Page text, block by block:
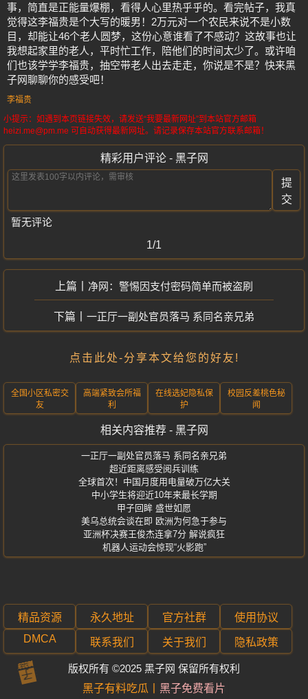
事，简直是正能量爆棚，看得人心里热乎乎的。看完帖子，我真
觉得这李福贵是个大写的暖男！2万元对一个农民来说不是小数
目，却能让46个老人圆梦，这份心意谁看了不感动？这故事也让
我想起家里的老人，平时忙工作，陪他们的时间太少了。或许咱
们也该学学李福贵，抽空带老人出去走走，你说是不是？快来黑
子网聊聊你的感受吧！
李福贵
小提示：如遇到本页链接失效，请发送“我要最新网址”到本站官方邮箱
heizi.me@pm.me 可自动获得最新网址。请记录保存本站官方联系邮箱！
精彩用户评论 - 黑子网
提
交
暂无评论
1/1
净网：警惕因支付密码简单而被盗刷
一正厅一副处官员落马 系同名亲兄弟
点击此处-分享本文给您的好友!
全国小区私密交
友
高端紧致会所福
利
在线选妃隐私保
护
校园反差桃色秘
闻
相关内容推荐 - 黑子网
一正厅一副处官员落马 系同名亲兄弟
超近距离感受阅兵训练
全球首次！中国月度用电量破万亿大关
中小学生将迎近10年来最长学期
甲子回眸 盛世如愿
美乌总统会谈在即 欧洲为何急于参与
亚洲杯决赛王俊杰连拿7分 解说疯狂
机器人运动会惊现“火影跑”
精品资源 永久地址 官方社群
使用协议
DMCA
联系我们 关于我们 隐私政策
版权所有 ©2025 黑子网 保留所有权利
黑子有料吃瓜
黑子免费看片
子